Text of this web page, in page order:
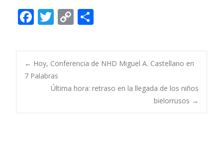
F
e
b
o
k
T
itt
er
C
p
y
Li
n
k
m
p
ar
ti
r
Post
← Hoy, Conferencia de NHD Miguel A. Castellano en
7 Palabras
Última hora: retraso en la llegada de los niños
bielorrusos →